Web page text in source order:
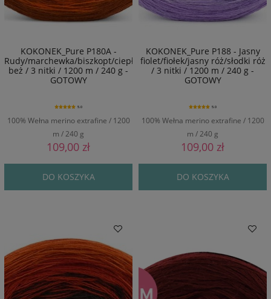
KOKONEK_Pure P180A -
Rudy/marchewka/biszkopt/ciepły
beż / 3 nitki / 1200 m / 240 g -
GOTOWY
100% Wełna merino extrafine / 1200
m / 240 g
5.0
109,00 zł
DO KOSZYKA
KOKONEK_Pure P188 - Jasny
fiolet/fiołek/jasny róż/słodki róż
/ 3 nitki / 1200 m / 240 g -
GOTOWY
100% Wełna merino extrafine / 1200
m / 240 g
5.0
109,00 zł
DO KOSZYKA